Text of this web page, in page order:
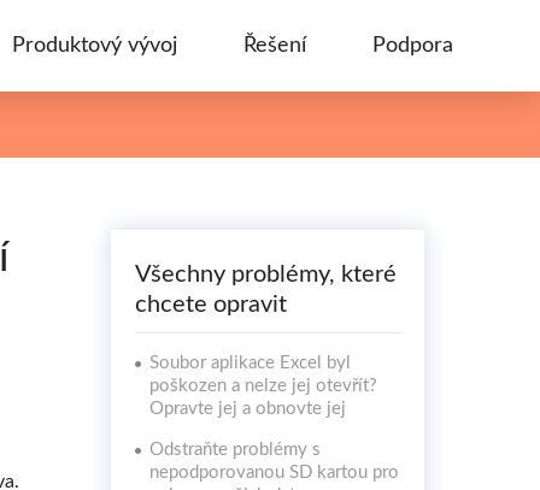
Produktový vývoj Řešení Podpora
Všechny problémy, které
chcete opravit
Soubor aplikace Excel byl
poškozen a nelze jej otevřít?
Opravte jej a obnovte jej
Odstraňte problémy s
nepodporovanou SD kartou pro